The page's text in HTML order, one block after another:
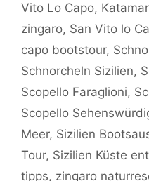
Vito Lo Capo,
zingaro, San Vito lo
capo bootstour,
Schnorcheln Sizilien,
Scopello Faraglioni,
Scopello
Meer, Sizilien
Tour, Sizilien Küste
tipps, zingaro